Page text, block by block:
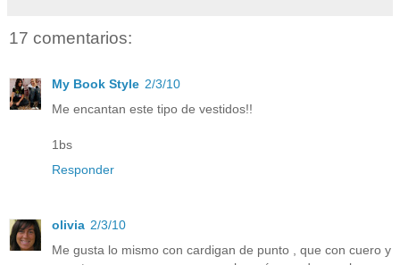
17 comentarios:
My Book Style 2/3/10
Me encantan este tipo de vestidos!!
1bs
Responder
olivia 2/3/10
Me gusta lo mismo con cardigan de punto , que con cuero y